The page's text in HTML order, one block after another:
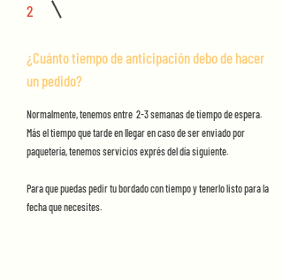
2
¿Cuánto tiempo de anticipación debo de hacer
un pedido?
Normalmente, tenemos entre 2-3 semanas de tiempo de espera.
Más el tiempo que tarde en llegar en caso de ser enviado por
paquetería, tenemos servicios exprés del día siguiente.
Para que puedas pedir tu bordado con tiempo y tenerlo listo para la
fecha que necesites.